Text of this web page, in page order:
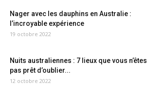
Nager avec les dauphins en Australie :
l’incroyable expérience
19 octobre 2022
Nuits australiennes : 7 lieux que vous n’êtes
pas prêt d’oublier...
12 octobre 2022